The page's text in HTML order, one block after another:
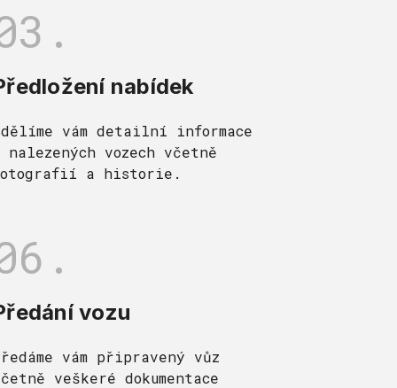
nabídek
vám detailní informace
nalezených vozech včetně
a historie.
vozu
vám připravený vůz
veškeré dokumentace